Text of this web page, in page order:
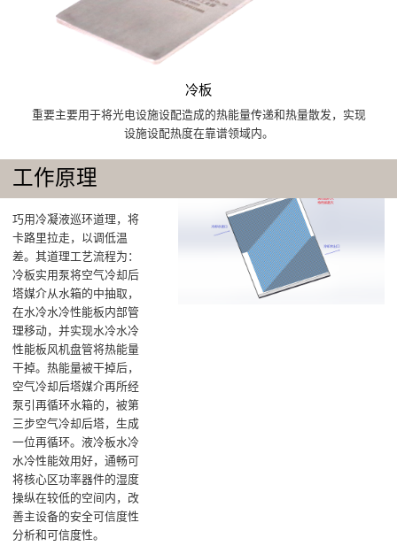
冷板
重要主要用于将光电设施设配造成的热能量传递和热量散发，实现
设施设配热度在靠谱领域内。
工作原理
巧用冷凝液巡环道理，将
卡路里拉走，以调低温
差‌。其道理工艺流程为：
冷板实用泵将空气冷却后
塔媒介从水箱的中抽取，
在水冷水冷性能板内部管
理移动，并实现水冷水冷
性能板风机盘管将热能量
干掉。热能量被干掉后，
空气冷却后塔媒介再所经
泵引再循环水箱的，被第
三步空气冷却后塔，生成
一位再循环。液冷板水冷
水冷性能效用好，通畅可
将核心区功率器件的湿度
操纵在较低的空间内，改
善主设备的安全可信度性
分析和可信度性。